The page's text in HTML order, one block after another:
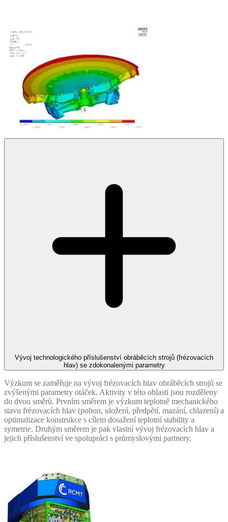
Vývoj technologického příslušenství obráběcích strojů (frézovacích
hlav) se zdokonalenými parametry
Výzkum se zaměřuje na vývoj frézovacích hlav obráběcích strojů se
zvýšenými parametry otáček. Aktivity v této oblasti jsou rozděleny
do dvou směrů. Prvním směrem je výzkum teplotně mechanického
stavu frézovacích hlav (pohon, uložení, předpětí, mazání, chlazení) a
optimalizace konstrukce s cílem dosažení teplotní stability a
symetrie. Druhým směrem je pak vlastní vývoj frézovacích hlav a
jejich příslušenství ve spolupráci s průmyslovými partnery.